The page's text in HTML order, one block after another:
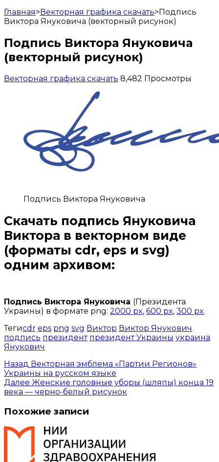
Главная>Векторная графика скачать>Подпись
Виктора Януковича (векторный рисунок)
Подпись Виктора Януковича
(векторный рисунок)
Векторная графика скачать 8,482 Просмотры
Подпись Виктора Януковича
Скачать подпись Януковича
Виктора в векторном виде
(форматы cdr, eps и svg)
одним архивом:
Подпись Виктора Януковича (Президента
Украины) в формате png: 2000 px, 600 px, 300 px.
Тегиcdr eps png svg Виктор Виктор Янукович
подпись президент президент Украины украина
Янукович
Назад Векторная эмблема «Партии Регионов»
Украины на русском языке
Далее Женские головные уборы (шляпы) конца 19
века — черно-белый рисунок
Похожие записи